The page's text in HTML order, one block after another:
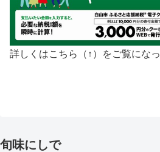
詳しくはこちら（↑）をご覧にな
旬味にしで